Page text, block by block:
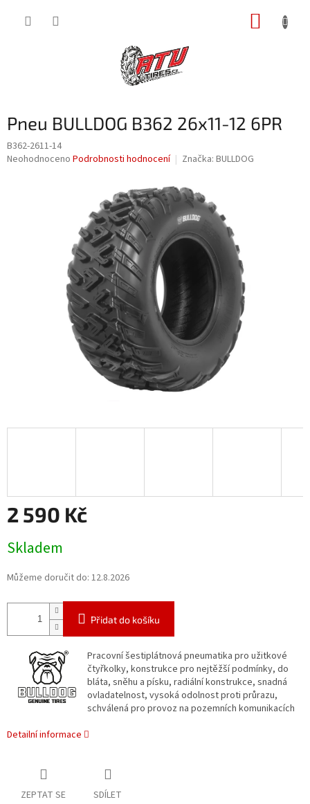
Pneu BULLDOG B362 26x11-12 6PR
B362-2611-14
Průměrné
Neohodnoceno Podrobnosti hodnocení Značka: BULLDOG
2 590 Kč
cena:
Skladem
Můžeme doručit do: 12.8.2026
Přidat do košíku
Pracovní šestiplátnová pneumatika pro užitkové
čtyřkolky, konstrukce pro nejtěžší podmínky, do
bláta, sněhu a písku, radiální konstrukce, snadná
ovladatelnost, vysoká odolnost proti průrazu,
schválená pro provoz na pozemních komunikacích
Detailní informace
ZEPTAT SE SDÍLET